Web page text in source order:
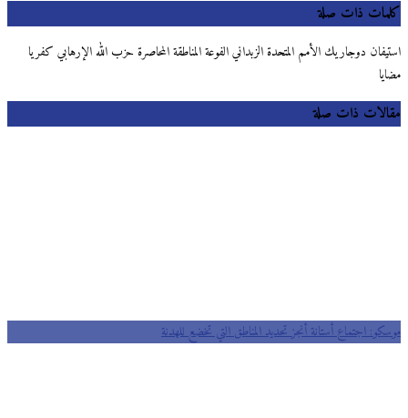
كلمات ذات صلة
استيفان دوجاريك الأمم المتحدة الزبداني الفوعة المناطقة المحاصرة حزب الله الإرهابي كفريا
مضايا
مقالات ذات صلة
موسكو: اجتماع أستانة أنجز تحديد المناطق التي تخضع للهدنة